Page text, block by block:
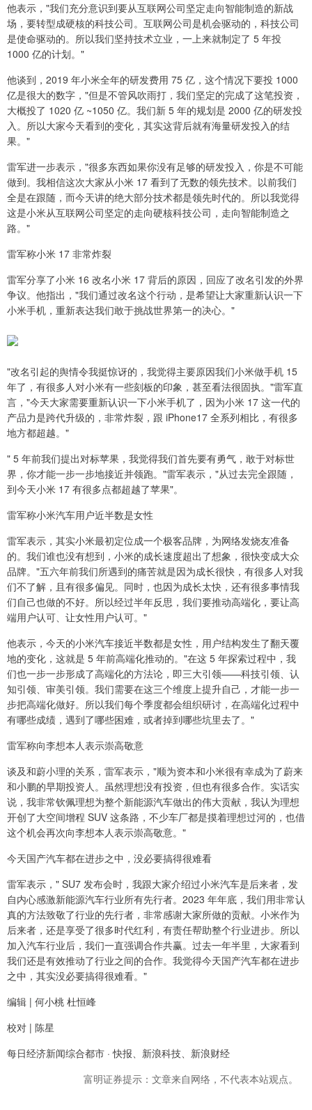
他表示，"我们充分意识到要从互联网公司坚定走向智能制造的新战
场，要转型成硬核的科技公司。互联网公司是机会驱动的，科技公司
是使命驱动的。所以我们坚持技术立业，一上来就制定了 5 年投
1000 亿的计划。"
他谈到，2019 年小米全年的研发费用 75 亿，这个情况下要投 1000
亿是很大的数字，"但是不管风吹雨打，我们坚定的完成了这笔投资，
大概投了 1020 亿 ~1050 亿。我们新 5 年的规划是 2000 亿的研发投
入。所以大家今天看到的变化，其实这背后就有海量研发投入的结
果。"
雷军进一步表示，"很多东西如果你没有足够的研发投入，你是不可能
做到。我相信这次大家从小米 17 看到了无数的领先技术。以前我们
全是在跟随，而今天讲的绝大部分技术都是领先时代的。所以我觉得
这是小米从互联网公司坚定的走向硬核科技公司，走向智能制造之
路。"
雷军称小米 17 非常炸裂
雷军分享了小米 16 改名小米 17 背后的原因，回应了改名引发的外界
争议。他指出，"我们通过改名这个行动，是希望让大家重新认识一下
小米手机，重新表达我们敢于挑战世界第一的决心。"
"改名引起的舆情令我挺惊讶的，我觉得主要原因我们小米做手机 15
年了，有很多人对小米有一些刻板的印象，甚至看法很固执。"雷军直
言，"今天大家需要重新认识一下小米手机了，因为小米 17 这一代的
产品力是跨代升级的，非常炸裂，跟 iPhone17 全系列相比，有很多
地方都超越。"
" 5 年前我们提出对标苹果，我觉得我们首先要有勇气，敢于对标世
界，你才能一步一步地接近并领跑。"雷军表示，"从过去完全跟随，
到今天小米 17 有很多点都超越了苹果"。
雷军称小米汽车用户近半数是女性
雷军表示，其实小米最初定位成一个极客品牌，为网络发烧友准备
的。我们谁也没有想到，小米的成长速度超出了想象，很快变成大众
品牌。"五六年前我们所遇到的痛苦就是因为成长很快，有很多人对我
们不了解，且有很多偏见。同时，也因为成长太快，还有很多事情我
们自己也做的不好。所以经过半年反思，我们要推动高端化，要让高
端用户认可、让女性用户认可。"
他表示，今天的小米汽车接近半数都是女性，用户结构发生了翻天覆
地的变化，这就是 5 年前高端化推动的。"在这 5 年探索过程中，我
们也一步一步形成了高端化的方法论，即三大引领——科技引领、认
知引领、审美引领。我们需要在这三个维度上提升自己，才能一步一
步把高端化做好。所以我们每个季度都会组织研讨，在高端化过程中
有哪些成绩，遇到了哪些困难，或者掉到哪些坑里去了。"
雷军称向李想本人表示崇高敬意
谈及和蔚小理的关系，雷军表示，"顺为资本和小米很有幸成为了蔚来
和小鹏的早期投资人。虽然理想没有投资，但也有很多合作。实话实
说，我非常钦佩理想为整个新能源汽车做出的伟大贡献，我认为理想
开创了大空间增程 SUV 这条路，不少车厂都是摸着理想过河的，也借
这个机会再次向李想本人表示崇高敬意。"
今天国产汽车都在进步之中，没必要搞得很难看
雷军表示，" SU7 发布会时，我跟大家介绍过小米汽车是后来者，发
自内心感激新能源汽车行业所有先行者。2023 年年底，我们用非常认
真的方法致敬了行业的先行者，非常感谢大家所做的贡献。小米作为
后来者，还是享受了很多时代红利，有责任帮助整个行业进步。所以
加入汽车行业后，我们一直强调合作共赢。过去一年半里，大家看到
我们还是有效推动了行业之间的合作。我觉得今天国产汽车都在进步
之中，其实没必要搞得很难看。"
编辑 | 何小桃 杜恒峰
校对 | 陈星
每日经济新闻综合都市 · 快报、新浪科技、新浪财经
富明证券提示：文章来自网络，不代表本站观点。